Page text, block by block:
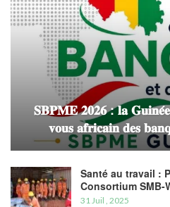
𝐒𝐁𝐏𝐌𝐄 𝟐𝟎𝟐𝟔 : 𝐥𝐚
𝐯𝐨𝐮𝐬 𝐚𝐟𝐫𝐢𝐜𝐚𝐢𝐧 𝐝𝐞𝐬
Santé au travail :
Consortium
31 Juil , 2025